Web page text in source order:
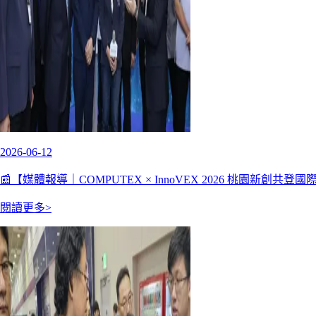
2026-06-12
📰【媒體報導｜COMPUTEX × InnoVEX 2026 桃園新創共登國際
閱讀更多>